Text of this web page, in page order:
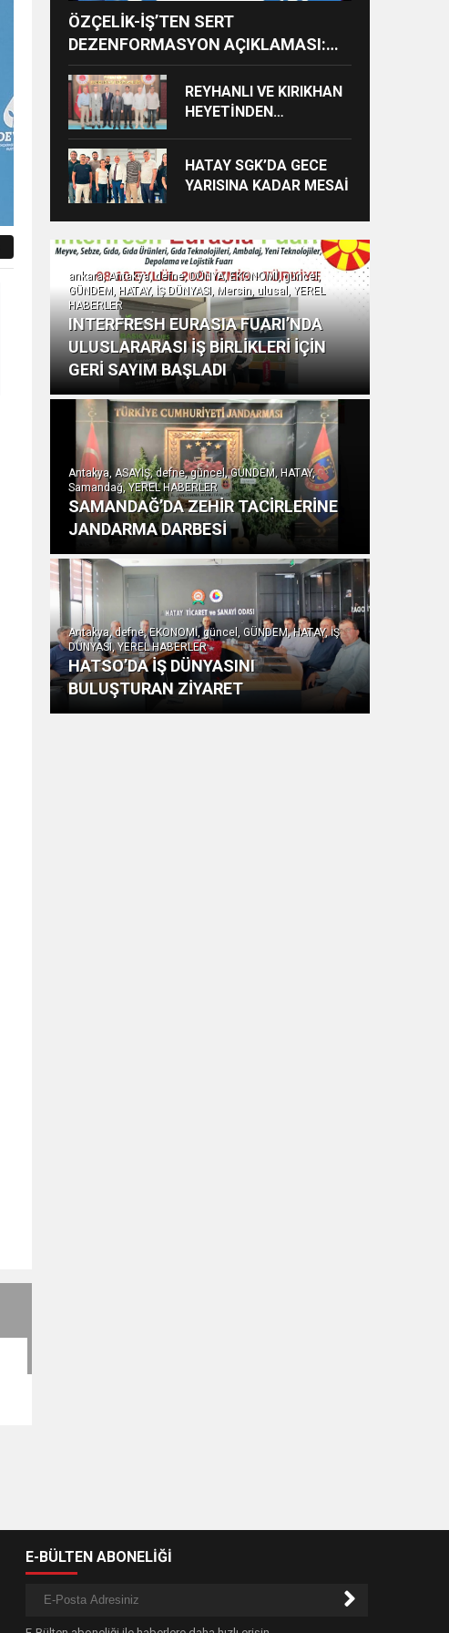
ÖZÇELİK-İŞ’TEN SERT
DEZENFORMASYON AÇIKLAMASI:
“HUKUKİ VE CEZAİ SÜREÇ
BAŞLATILDI”
REYHANLI VE KIRIKHAN
HEYETİNDEN
BAŞSAVCILIĞINA
ZİYARET
HATAY SGK’DA GECE
YARISINA KADAR MESAİ
ankara, Antakya, defne, DÜNYA, EKONOMİ, güncel,
GÜNDEM, HATAY, İŞ DÜNYASI, Mersin, ulusal, YEREL
HABERLER
INTERFRESH EURASIA FUARI’NDA
ULUSLARARASI İŞ BİRLİKLERİ İÇİN
GERİ SAYIM BAŞLADI
Antakya, ASAYİŞ, defne, güncel, GÜNDEM, HATAY,
Samandağ, YEREL HABERLER
SAMANDAĞ’DA ZEHİR TACİRLERİNE
JANDARMA DARBESİ
Antakya, defne, EKONOMİ, güncel, GÜNDEM, HATAY, İŞ
DÜNYASI, YEREL HABERLER
HATSO’DA İŞ DÜNYASINI
BULUŞTURAN ZİYARET
E-BÜLTEN ABONELİĞİ